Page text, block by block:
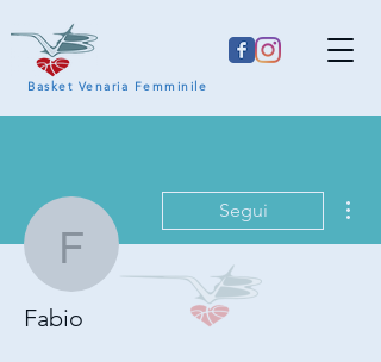
Basket Venaria Femminile
Fabio
Segui
Fabio